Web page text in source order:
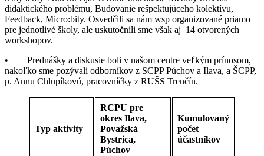
didaktického problému, Budovanie rešpektujúceho kolektívu,
Feedback, Micro:bity. Osvedčili sa nám wsp organizované priamo
pre jednotlivé školy, ale uskutočnili sme však aj 14 otvorených
workshopov.
• Prednášky a diskusie boli v našom centre veľkým prínosom,
nakoľko sme pozývali odborníkov z SCPP Púchov a Ilava, a ŠCPP,
p. Annu Chlupíkovú, pracovníčky z RUŠS Trenčín.
Typ aktivity
RCPU pre
okres Ilava,
Považská
Bystrica,
Púchov
Kumulovaný
počet
účastníkov